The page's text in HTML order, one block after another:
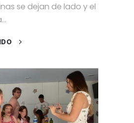
se dejan de lado y el